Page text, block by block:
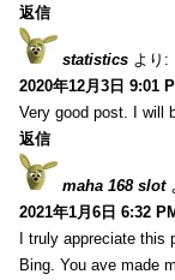
返信
statistics より:
2020年12月3日 9:01
Very good post. I will
返信
maha 168 slot
2021年1月6日 6:32
I truly appreciate this
Bing. You ave made